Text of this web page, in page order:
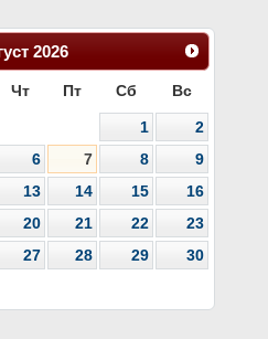
2026
Чт Пт Сб Вс
1
2
6 7 8
9
13 14 15
16
20 21 22
23
27 28 29
30